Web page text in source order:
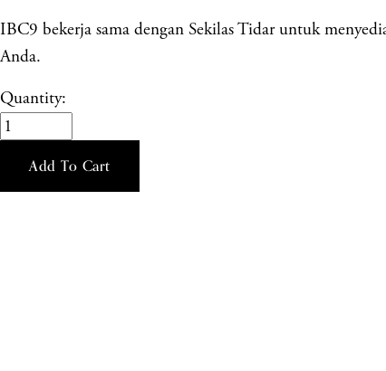
IBC9 bekerja sama dengan Sekilas Tidar untuk
Anda.
Quantity:
Add To Cart